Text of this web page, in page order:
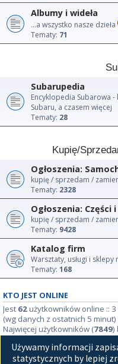
Albumy i wideła
...a wszystko nasze dzieła
Tematy: 71
Subarupedia
Encyklopedia Subarowa
Subaru, a czasem więcej
Tematy: 28
Kupię/
Ogłoszenia:
kupię / sprzedam /
Tematy: 2328
Ogłoszenia: Części
kupię / sprzedam /
Tematy: 9428
Katalog firm
Warsztaty, usługi i
Tematy: 168
KTO JEST ONLINE
Jest 62użytkowników online ::
(wg danych z ostatnich 5 minut)
Najwięcej użytkowników (7849)
STATYSTYKI
Używamy informacji
statystycznych by lepiej